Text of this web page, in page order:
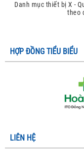
Danh mục thiết bị X -
theo
HỢP ĐỒNG TIỂU BIỂU
LIÊN HỆ